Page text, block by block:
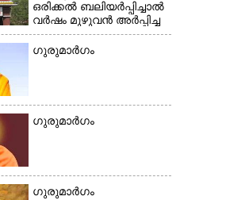
ഒരിക്കൽ ബലിയർപ്പിച്ചാൽ
വർഷം മുഴുവൻ അർപ്പിച്ച
പുണ്യം
ഗുരുമാർഗം
ഗുരുമാർഗം
ഗുരുമാർഗം